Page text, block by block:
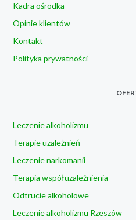
Kadra ośrodka
Opinie klientów
Kontakt
Polityka prywatności
Leczenie alkoholizmu
Terapie uzależnień
Leczenie narkomanii
Terapia współuzależnienia
Odtrucie alkoholowe
Leczenie alkoholizmu Rzeszów